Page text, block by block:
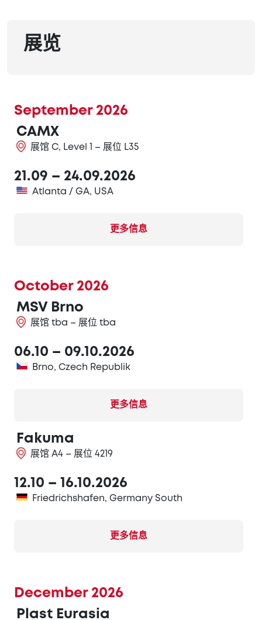
展览
September 2026
CAMX
展馆 C, Level 1 – 展位 L35
21.09 – 24.09.2026
Atlanta / GA, USA
更多信息
October 2026
MSV Brno
展馆 tba – 展位 tba
06.10 – 09.10.2026
Brno, Czech Republik
更多信息
Fakuma
展馆 A4 – 展位 4219
12.10 – 16.10.2026
Friedrichshafen, Germany South
更多信息
December 2026
Plast Eurasia